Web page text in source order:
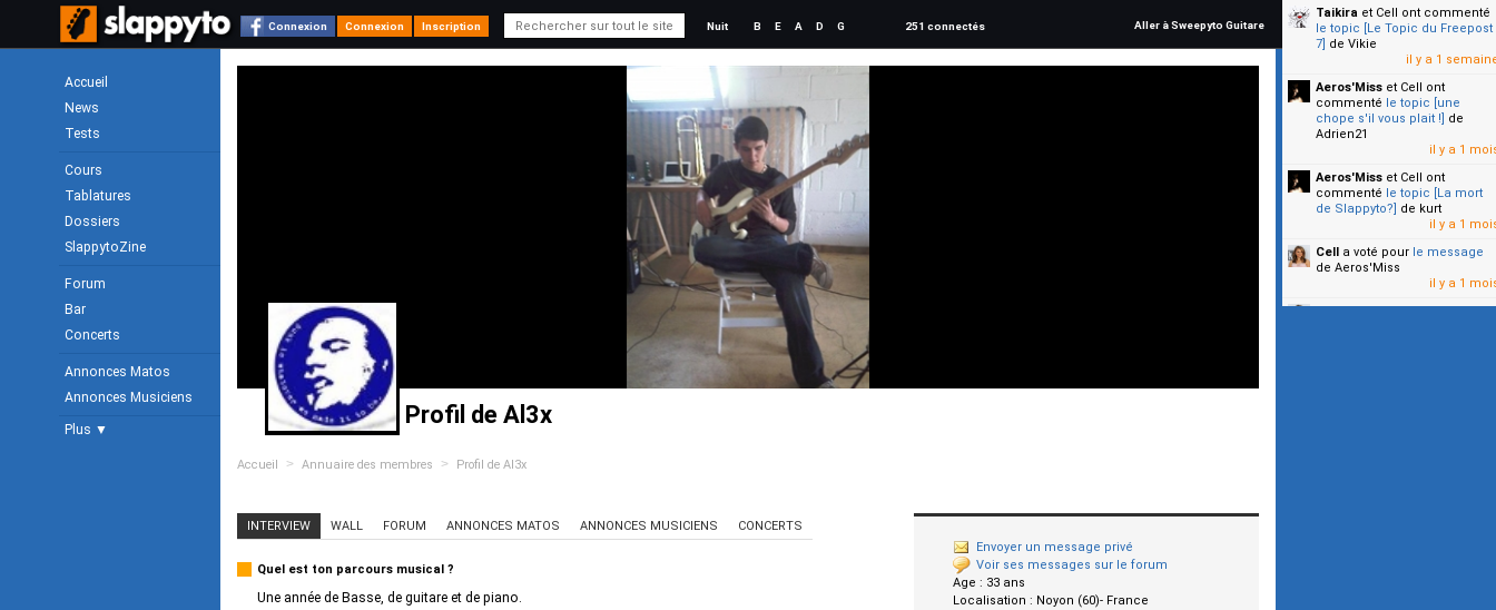
Connexion Connexion Inscription Nuit B E A D G 251 connectés Aller à Sweepyto Guitare
Accueil
News
Tests
Cours
Tablatures
Dossiers
SlappytoZine
Forum
Bar
Concerts
Annonces Matos
Annonces Musiciens
Plus ▼
Profil de Al3x
Accueil > Annuaire des membres > Profil de Al3x
Envoyer un message privé
Voir ses messages sur le forum
Age : 33 ans
Localisation : Noyon (60)- France
INTERVIEW WALL FORUM ANNONCES MATOS ANNONCES MUSICIENS CONCERTS
Quel est ton parcours musical ?
Une année de Basse, de guitare et de piano.
Taikira et Cell ont commenté
le topic [Le Topic du Freepost
7] de Vikie
il y a 1
Aeros'Miss et Cell ont
commenté le topic [une
chope s'il vous plait !] de
Adrien21
il y a 1
Aeros'Miss et Cell ont
commenté le topic [La mort
de Slappyto?] de kurt
il y a 1
Cell a voté pour le message
de Aeros'Miss
il y a 1
Cella voté pourle message